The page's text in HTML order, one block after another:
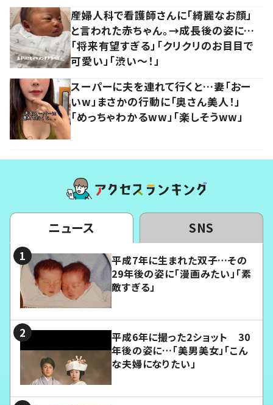
産婦人科で看護師さんに「綺麗なお顔」
と言われた赤ちゃん。→成長後の姿に…
「将来有望すぎる」「クリクリのお目目で
可愛い」「渋い～！」
スーパーに夫を連れて行くと…妻「おー
いw」まさかの行動に「奥さん美人！」
「めっちゃわかるww」「楽しそうww」
ニュース SNS
平成7年に生まれた双子…その
29年後の姿に「漫画みたい」「素
敵すぎる」
平成6年に撮った2ショット 30
年後の姿に…「美男美女」「こん
な夫婦になりたい」